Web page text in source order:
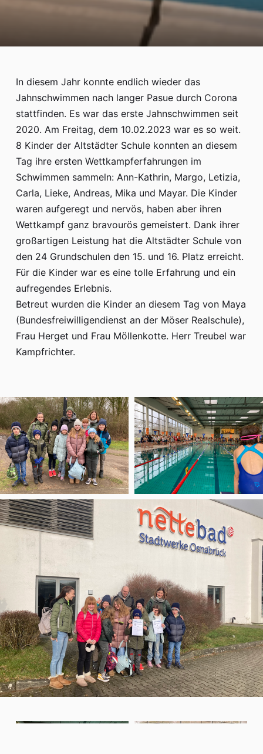
In diesem Jahr konnte endlich wieder das
Jahnschwimmen nach langer Pasue durch Corona
stattfinden. Es war das erste Jahnschwimmen seit
2020. Am Freitag, dem 10.02.2023 war es so weit.
8 Kinder der Altstädter Schule konnten an diesem
Tag ihre ersten Wettkampferfahrungen im
Schwimmen sammeln: Ann-Kathrin, Margo, Letizia,
Carla, Lieke, Andreas, Mika und Mayar. Die Kinder
waren aufgeregt und nervös, haben aber ihren
Wettkampf ganz bravourös gemeistert. Dank ihrer
großartigen Leistung hat die Altstädter Schule von
den 24 Grundschulen den 15. und 16. Platz erreicht.
Für die Kinder war es eine tolle Erfahrung und ein
aufregendes Erlebnis.
Betreut wurden die Kinder an diesem Tag von Maya
(Bundesfreiwilligendienst an der Möser Realschule),
Frau Herget und Frau Möllenkotte. Herr Treubel war
Kampfrichter.